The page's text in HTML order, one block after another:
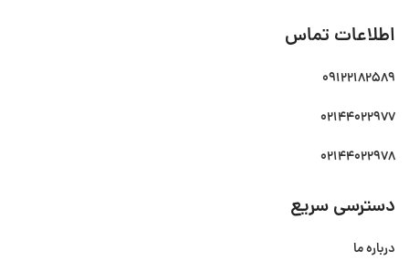
اطلاعات تماس
09122182589
02144022977
02144022978
دسترسی سریع
درباره ما